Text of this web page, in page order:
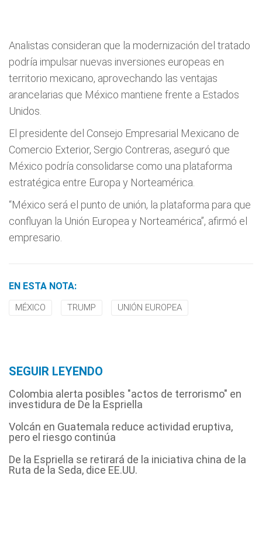
Analistas consideran que la modernización del tratado
podría impulsar nuevas inversiones europeas en
territorio mexicano, aprovechando las ventajas
arancelarias que México mantiene frente a Estados
Unidos.
El presidente del Consejo Empresarial Mexicano de
Comercio Exterior, Sergio Contreras, aseguró que
México podría consolidarse como una plataforma
estratégica entre Europa y Norteamérica.
“México será el punto de unión, la plataforma para que
confluyan la Unión Europea y Norteamérica”, afirmó el
empresario.
EN ESTA NOTA:
MÉXICO TRUMP UNIÓN EUROPEA
SEGUIR LEYENDO
Colombia alerta posibles "actos de terrorismo" en
investidura de De la Espriella
Volcán en Guatemala reduce actividad eruptiva,
pero el riesgo continúa
De la Espriella se retirará de la iniciativa china de la
Ruta de la Seda, dice EE.UU.